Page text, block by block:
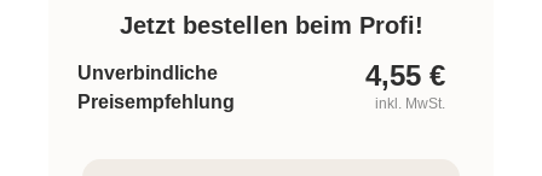
Jetzt bestellen beim Profi!
Unverbindliche
Preisempfehlung
4,55 €
inkl. MwSt.